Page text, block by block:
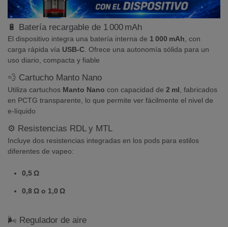
🔋 Batería recargable de 1 000 mAh
El dispositivo integra una batería interna de 1 000 mAh, con
carga rápida vía USB‑C. Ofrece una autonomía sólida para un
uso diario, compacta y fiable
💨 Cartucho Manto Nano
Utiliza cartuchos Manto Nano con capacidad de 2 ml, fabricados
en PCTG transparente, lo que permite ver fácilmente el nivel de
e‑líquido
⚙️ Resistencias RDL y MTL
Incluye dos resistencias integradas en los pods para estilos
diferentes de vapeo:
0,5 Ω
0,8 Ω o 1,0 Ω
🌬 Regulador de aire